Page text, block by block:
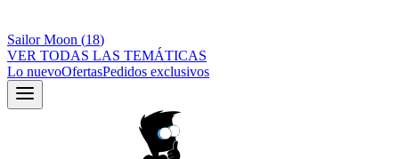
Sailor Moon (18)
VER TODAS LAS TEMÁTICAS
Lo nuevoOfertasPedidos exclusivos